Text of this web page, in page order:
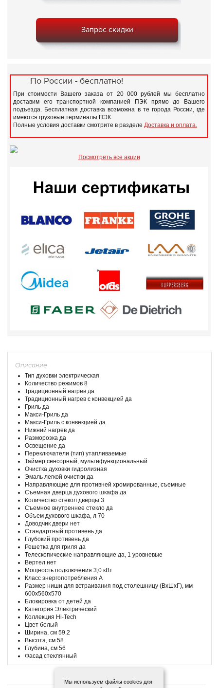
Запрос скидки
По России - бесплатно!
При стоимости Вашего заказа от 20 000 рублей мы бесплатно
доставим его транспортной компанией ПЭК прямо до Вашего
подъезда. Бесплатная доставка возможна в те города России, где
имеются грузовые терминалы ПЭК.
Полные условия доставки смотрите в разделе Доставка и оплата.
Посмотреть все акции
Описание
Тип духовки электрическая
Количество режимов 8
Традиционный нагрев да
Традиционный нагрев с конвекцией да
Гриль да
Макси-Гриль да
Макси-Гриль с конвекцией да
Нижний нагрев да
Разморозка да
Освещение да
Переключатели (тип) утапливаемые
Таймер сенсорный, мультифункциональный
Очистка духовки гидролизная
Эмаль легкой очистки да
Направляющие для противней хромированные, съемные
Съемная дверца духового шкафа да
Количество стекол дверцы 3
Съемное внутреннее стекло да
Объем духового шкафа, л 70
Доводчик двери нет
Стандартный противень да
Глубокий противень да
Решетка для гриля да
Телескопические направляющие да, 1 уровневые
Вертел нет
Мощность подключения 3,0 кВт
Класс энергопотребления A
Размер ниши для встраивания под столешницу (ВхШхГ), мм
600х560х570
Блокировка от детей да
Категория Электрический
Коллекция Hi-Tech
Цвет белый
Ширина, см 59.2
Высота, см 58
Глубина, см 56
Фасад стеклянный
Мы используем файлы cookies для